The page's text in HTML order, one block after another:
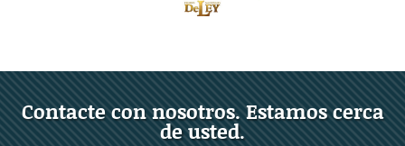
Contacte con nosotros. Estamos cerca
de usted.